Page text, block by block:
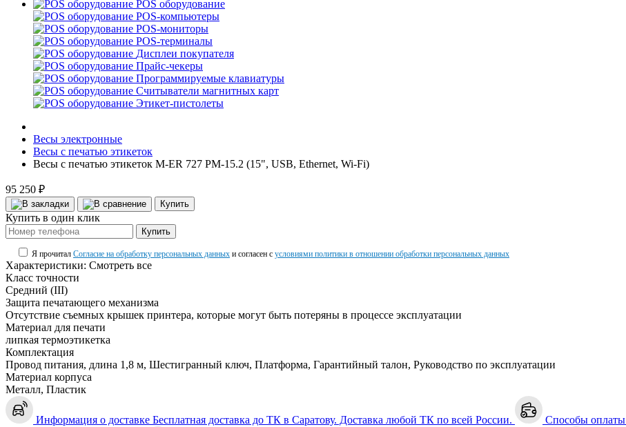
POS оборудование
POS-компьютеры
POS-мониторы
POS-терминалы
Дисплеи покупателя
Прайс-чекеры
Программируемые клавиатуры
Считыватели магнитных карт
Этикет-пистолеты
Весы электронные
Весы с печатью этикеток
Весы с печатью этикеток M-ER 727 PM-15.2 (15", USB, Ethernet, Wi-Fi)
95 250 ₽
Купить
Купить в один клик
Купить
Я прочитал Согласие на обработку персональных данных и согласен с условиями политики в отношении обработки персональных данных
Характеристики: Смотреть все
Класс точности
Средний (III)
Защита печатающего механизма
Отсутствие съемных крышек принтера, которые могут быть потеряны в процессе эксплуатации
Материал для печати
липкая термоэтикетка
Комплектация
Провод питания, длина 1,8 м, Шестигранный ключ, Платформа, Гарантийный талон, Руководство по эксплуатации
Материал корпуса
Металл, Пластик
Информация о доставке Бесплатная доставка до ТК в Саратову. Доставка любой ТК по всей России. Способы оплаты